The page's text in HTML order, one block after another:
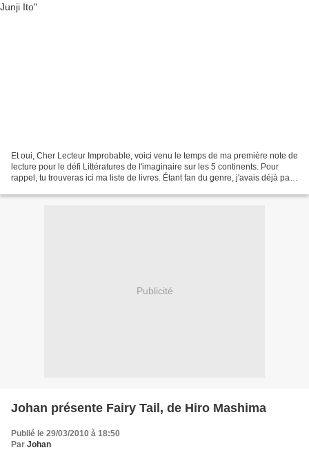
Et oui, Cher Lecteur Improbable, voici venu le temps de ma première note de
lecture pour le défi Littératures de l'imaginaire sur les 5 continents. Pour
rappel, tu trouveras ici ma liste de livres. Étant fan du genre, j'avais déjà pas
Publicité
Johan présente Fairy Tail, de Hiro Mashima
Publié le 29/03/2010 à 18:50
Par Johan